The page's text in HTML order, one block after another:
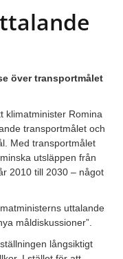
över transportmålet
klimatminister Romina
transportmålet och
Med transportmålet
utsläppen från
2010 till 2030 – något
uttalande
måldiskussioner”.
långsiktigt